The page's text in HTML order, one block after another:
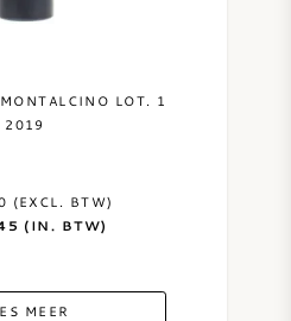
LOT. 1
2019
(EXCL. BTW)
(IN. BTW)
MEER